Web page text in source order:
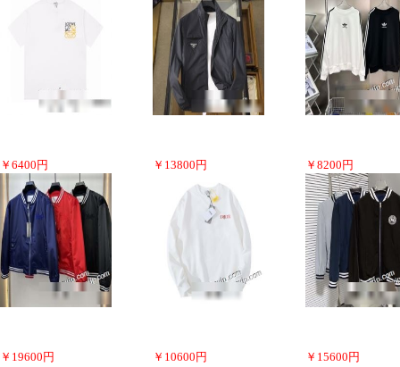
￥ 6400 円 ￥ 13800 円 ￥ 8200 円
￥ 19600 円 ￥ 10600 円 ￥ 15600 円